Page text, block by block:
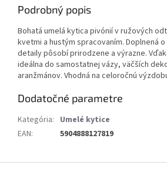
Podrobný popis
Bohatá umelá kytica pivónií v ružových
kvetmi a hustým spracovaním. Doplnená
detaily pôsobí prirodzene a výrazne.
ideálna do samostatnej vázy, väčších
aranžmánov. Vhodná na celoročnú
Dodatočné parametre
Kategória: Umelé kytice
EAN: 5904888127819